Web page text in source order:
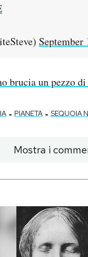
September
brucia un pezzo
- PIANETA - SEQUOIA
Mostra i